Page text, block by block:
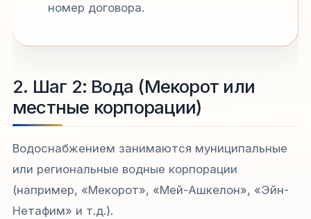
номер договора.
2. Шаг 2: Вода (Мекорот или
местные корпорации)
Водоснабжением занимаются муниципальные
или региональные водные корпорации
(например, «Мекорот», «Мей-Ашкелон», «Эйн-
Нетафим» и т.д.).